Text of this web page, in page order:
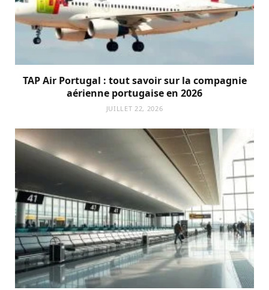
TAP Air Portugal : tout savoir sur la compagnie
aérienne portugaise en 2026
JUILLET 22, 2026